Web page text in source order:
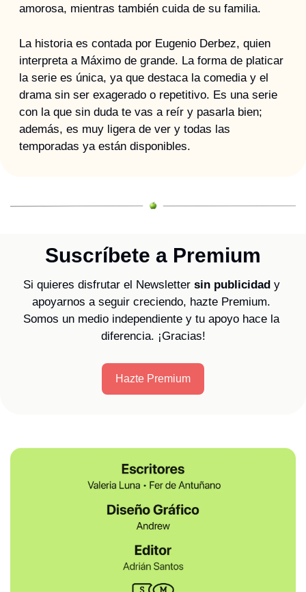
amorosa, mientras también cuida de su familia.
La historia es contada por Eugenio Derbez, quien
interpreta a Máximo de grande. La forma de platicar
la serie es única, ya que destaca la comedia y el
drama sin ser exagerado o repetitivo. Es una serie
con la que sin duda te vas a reír y pasarla bien;
además, es muy ligera de ver y todas las
temporadas ya están disponibles.
Suscríbete a Premium
Si quieres disfrutar el Newsletter sin publicidad y
apoyarnos a seguir creciendo, hazte Premium.
Somos un medio independiente y tu apoyo hace la
diferencia. ¡Gracias!
Hazte Premium